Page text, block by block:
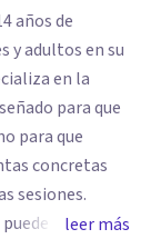
años de
y adultos en su
en la
para que
para que
concretas
sesiones.
generar
leer más